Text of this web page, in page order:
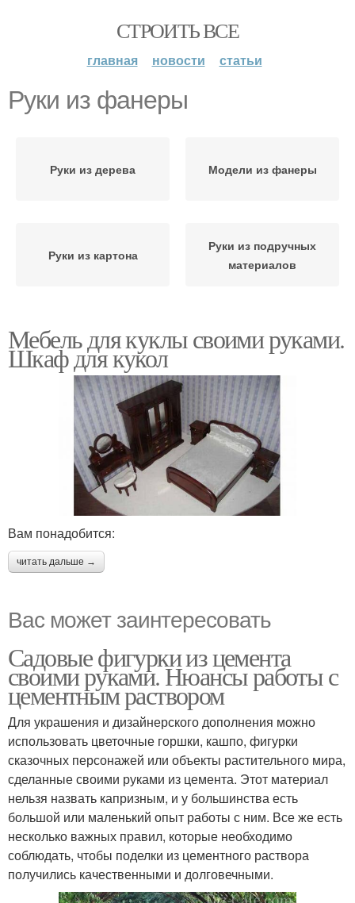
СТРОИТЬ ВСЕ
главная новости статьи
Руки из фанеры
Руки из дерева Модели из фанеры
Руки из картона
Руки из подручных
материалов
Мебель для куклы своими руками.
Шкаф для кукол
Вам понадобится:
читать дальше →
Вас может заинтересовать
Садовые фигурки из цемента
своими руками. Нюансы работы с
цементным раствором
Для украшения и дизайнерского дополнения можно
использовать цветочные горшки, кашпо, фигурки
сказочных персонажей или объекты растительного мира,
сделанные своими руками из цемента. Этот материал
нельзя назвать капризным, и у большинства есть
большой или маленький опыт работы с ним. Все же есть
несколько важных правил, которые необходимо
соблюдать, чтобы поделки из цементного раствора
получились качественными и долговечными.